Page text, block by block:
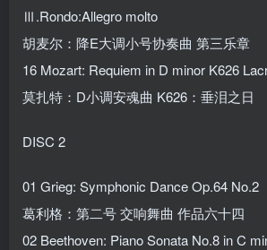
Ⅲ.Rondo:Allegro molto
胡麦尔：降E大调小号协奏曲 第三乐章
16 Mozart: Requiem in D minor K626
莫扎特：D小调安魂曲 K626：垂泪之日
DISC 2
01 Grieg: Symphonic Dance Op.64 No.2
葛利格：第二号 交响舞曲 作品六十四
02 Beethoven: Piano Sonata No.8 in C